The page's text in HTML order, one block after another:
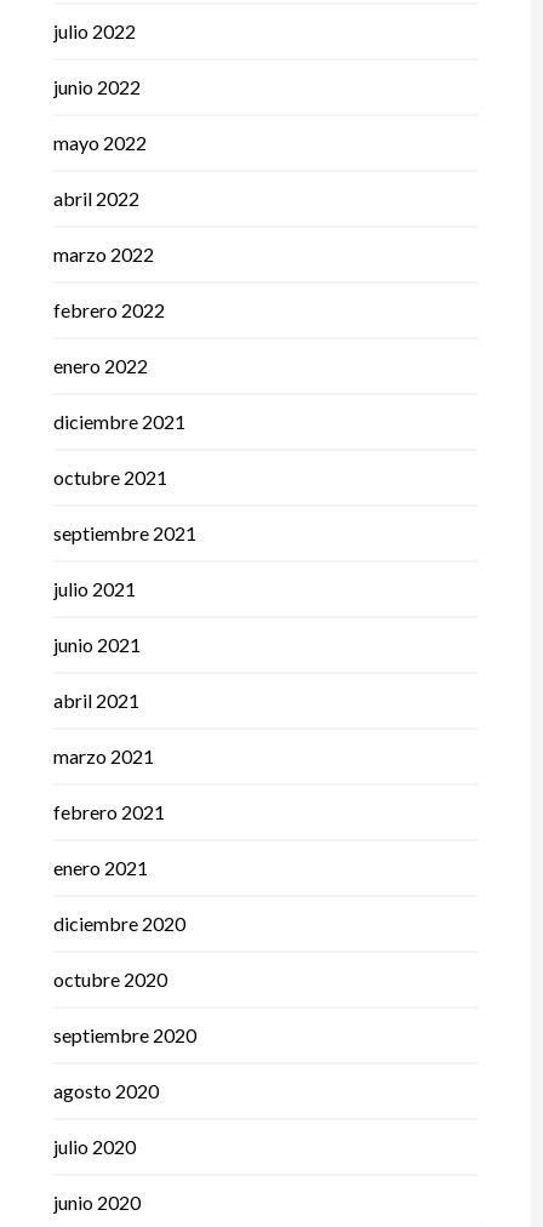
julio 2022
junio 2022
mayo 2022
abril 2022
marzo 2022
febrero 2022
enero 2022
diciembre 2021
octubre 2021
septiembre 2021
julio 2021
junio 2021
abril 2021
marzo 2021
febrero 2021
enero 2021
diciembre 2020
octubre 2020
septiembre 2020
agosto 2020
julio 2020
junio 2020